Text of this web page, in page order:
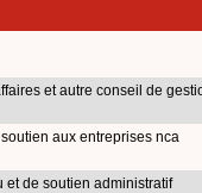
et autre conseil de
aux entreprises nca
et de soutien administratif